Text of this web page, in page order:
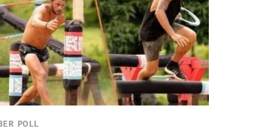
POLL